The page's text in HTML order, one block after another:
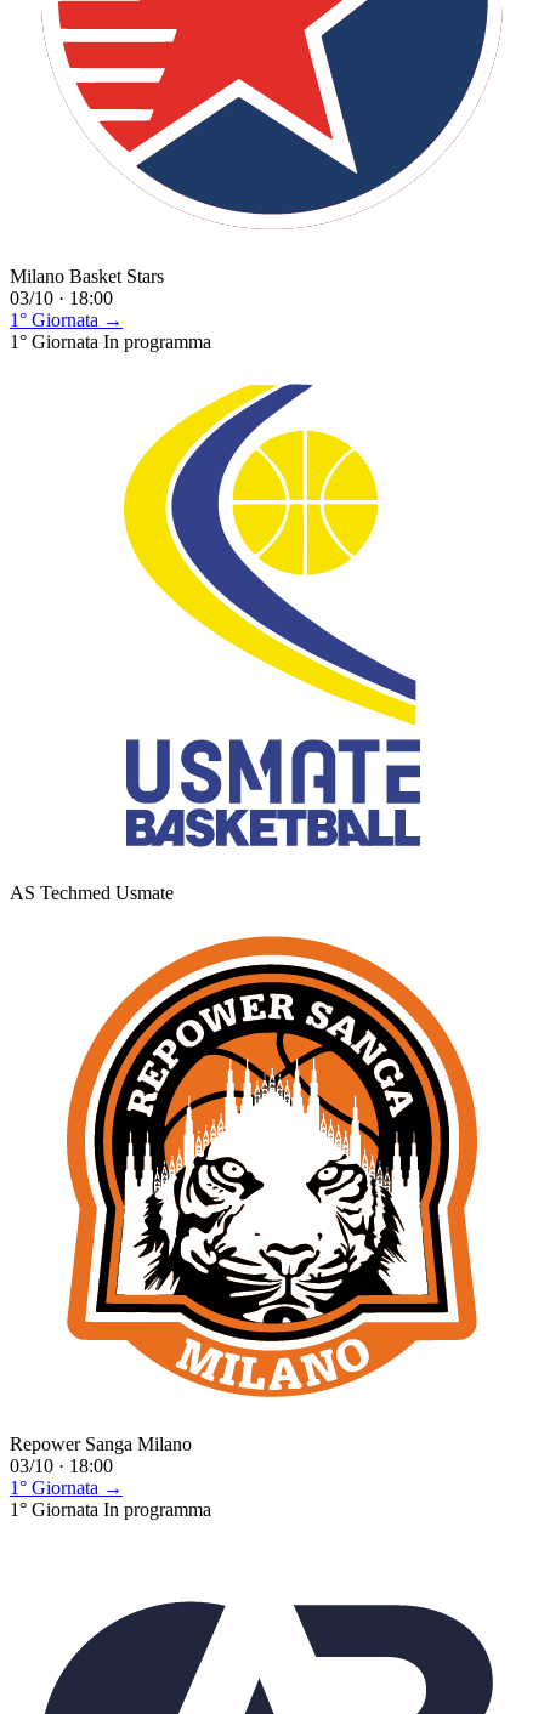
Milano Basket Stars
03/10 · 18:00
1° Giornata →
1° Giornata In programma
AS Techmed Usmate
Repower Sanga Milano
03/10 · 18:00
1° Giornata →
1° Giornata In programma